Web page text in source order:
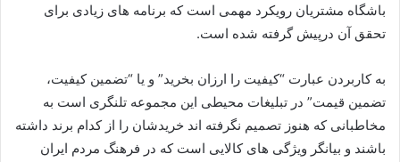
باشگاه مشتریان رویکرد مهمی است که برنامه های زیادی برای
تحقق آن درپیش گرفته شده است.
به کاربردن عبارت “کیفیت را ارزان بخرید” و یا “تضمین کیفیت،
تضمین قیمت” در تبلیغات محیطی این مجموعه تلنگری است به
مخاطبانی که هنوز تصمیم نگرفته اند خریدشان را از کدام برند داشته
باشند و بیانگر ویژگی های کالایی است که در فرهنگ مردم ایران